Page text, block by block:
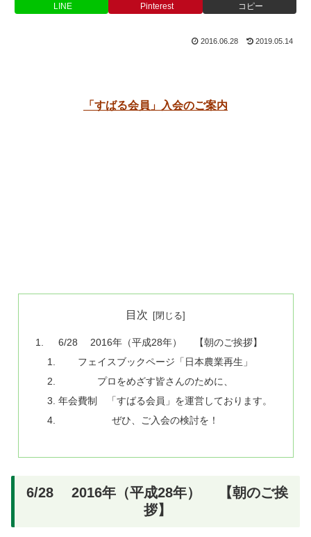
LINE Pinterest コピー
2016.06.28 2019.05.14
「すばる会員」入会のご案内
目次
6/28 2016年（平成28年） 【朝のご挨拶】
フェイスブックページ「日本農業再生」
プロをめざす皆さんのために、
年会費制 「すばる会員」を運営しております。
ぜひ、ご入会の検討を！
6/28 2016年（平成28年） 【朝のご挨
拶】